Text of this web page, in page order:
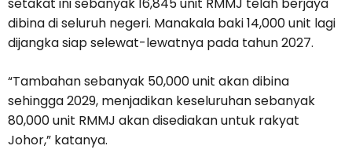
setakat ini sebanyak 16,845 unit RMMJ telah berjaya
dibina di seluruh negeri. Manakala baki 14,000 unit lagi
dijangka siap selewat-lewatnya pada tahun 2027.
“Tambahan sebanyak 50,000 unit akan dibina
sehingga 2029, menjadikan keseluruhan sebanyak
80,000 unit RMMJ akan disediakan untuk rakyat
Johor,” katanya.